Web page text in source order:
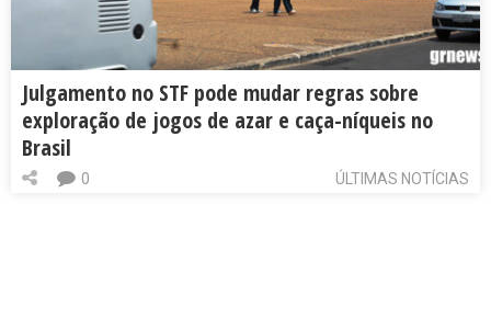
Julgamento no STF pode mudar regras sobre
exploração de jogos de azar e caça-níqueis no
Brasil
ÚLTIMAS NOTÍCIAS
0